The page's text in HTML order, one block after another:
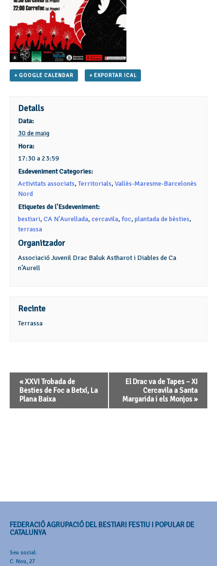
+ GOOGLE CALENDAR + EXPORTAR ICAL
Detalls
Data:
30 de maig
Hora:
17:30 a 23:59
Esdeveniment Categories:
Activitats associats,Territorials,Vallès-Maresme-Barcelonès
Nord
Etiquetes de l'Esdeveniment:
bestiari,CA N'Aurellada,cercavila,foc,plantada de bèsties,
terrassa
Organitzador
Associació Juvenil Drac Baluk Astharot i Diables de Ca
n’Aurell
Recinte
Terrassa
Navegació
d'Esdeveniment
«XXVI Trobada de
Bèsties de Foc a Betxí, La
Plana Baixa
El Drac va de Tapes – XI
Cercavila a Santa
Margarida i els Monjos»
FEDERACIÓ AGRUPACIÓ DEL BESTIARI FESTIU I POPULAR DE
CATALUNYA
Seu social:
C. Nou, 27